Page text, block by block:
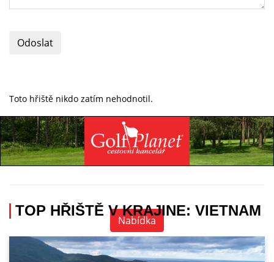
Odoslat
Toto hřiště nikdo zatím nehodnotil.
Nabídka
TOP HŘIŠTĚ V KRAJINE: VIETNAM